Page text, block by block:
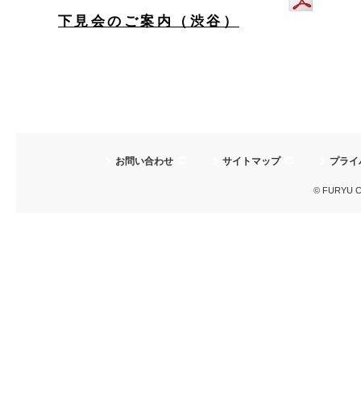
下見会のご案内（渋谷）
お問い合わせ サイトマップ プラ
© FURYU